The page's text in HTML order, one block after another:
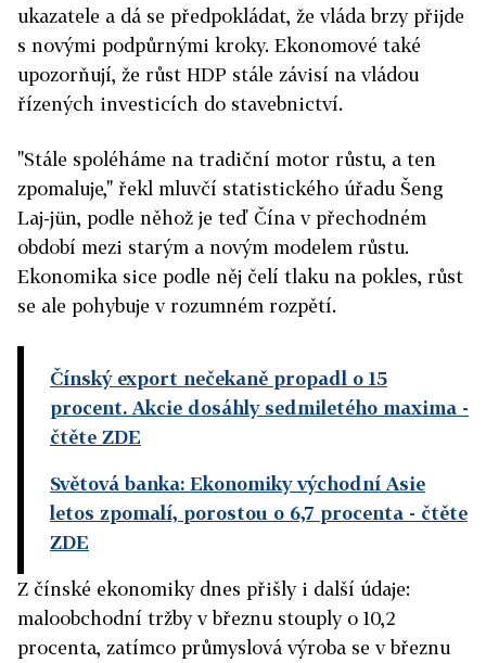
ukazatele a dá se předpokládat, že vláda brzy přijde
s novými podpůrnými kroky. Ekonomové také
upozorňují, že růst HDP stále závisí na vládou
řízených investicích do stavebnictví.
"Stále spoléháme na tradiční motor růstu, a ten
zpomaluje," řekl mluvčí statistického úřadu Šeng
Laj-jün, podle něhož je teď Čína v přechodném
období mezi starým a novým modelem růstu.
Ekonomika sice podle něj čelí tlaku na pokles, růst
se ale pohybuje v rozumném rozpětí.
Čínský export nečekaně propadl o 15
procent. Akcie dosáhly sedmiletého maxima -
čtěte ZDE
Světová banka: Ekonomiky východní Asie
letos zpomalí, porostou o 6,7 procenta - čtěte
ZDE
Z čínské ekonomiky dnes přišly i další údaje:
maloobchodní tržby v březnu stouply o 10,2
procenta, zatímco průmyslová výroba se v březnu